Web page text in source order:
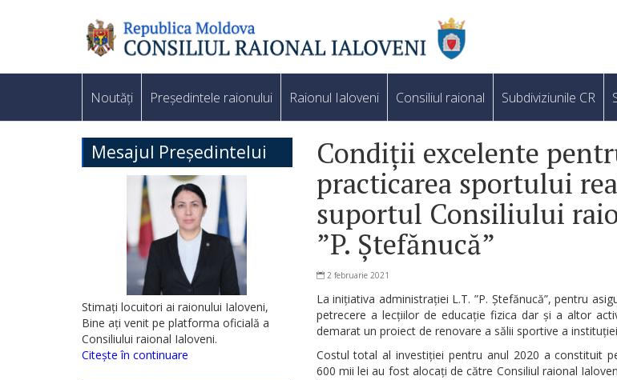
Noutăți Președintele raionului Raionul Ialoveni Consiliul raional Subdiviziunile CR
Mesajul Președintelui
Stimați locuitori ai raionului Ialoveni,
Bine ați venit pe platforma oficială a
Consiliului raional Ialoveni.
Citește în continuare
Condiții excelente
practicarea sportului
suportul Consiliului
”P. Ștefănucă”
2 februarie 2021
La inițiativa administrației L.T. ”P. Ștefănucă”, pentru
petrecere a lecțiilor de educație fizica dar și a altor
demarat un proiect de renovare a sălii sportive a
Costul total al investiției pentru anul 2020 a constituit
600 mii lei au fost alocați de către Consiliul raional